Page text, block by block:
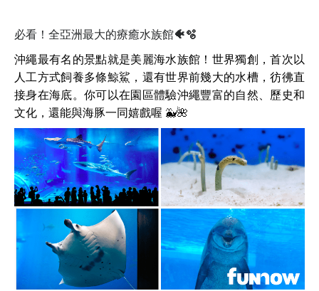
必看！全亞洲最大的療癒水族館🐠🫧
沖繩最有名的景點就是美麗海水族館！世界獨創，首次以
人工方式飼養多條鯨鯊，還有世界前幾大的水槽，彷彿直
接身在海底。你可以在園區體驗沖繩豐富的自然、歷史和
文化，還能與海豚一同嬉戲喔 🐳🌺